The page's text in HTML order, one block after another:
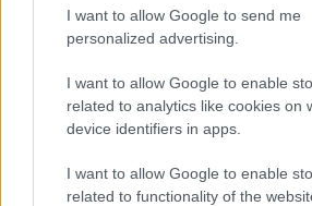
I want to allow Google to send me
personalized advertising.
I want to allow Google to enable
related to analytics like cookies on
device identifiers in apps.
I want to allow Google to enable
related to functionality of the